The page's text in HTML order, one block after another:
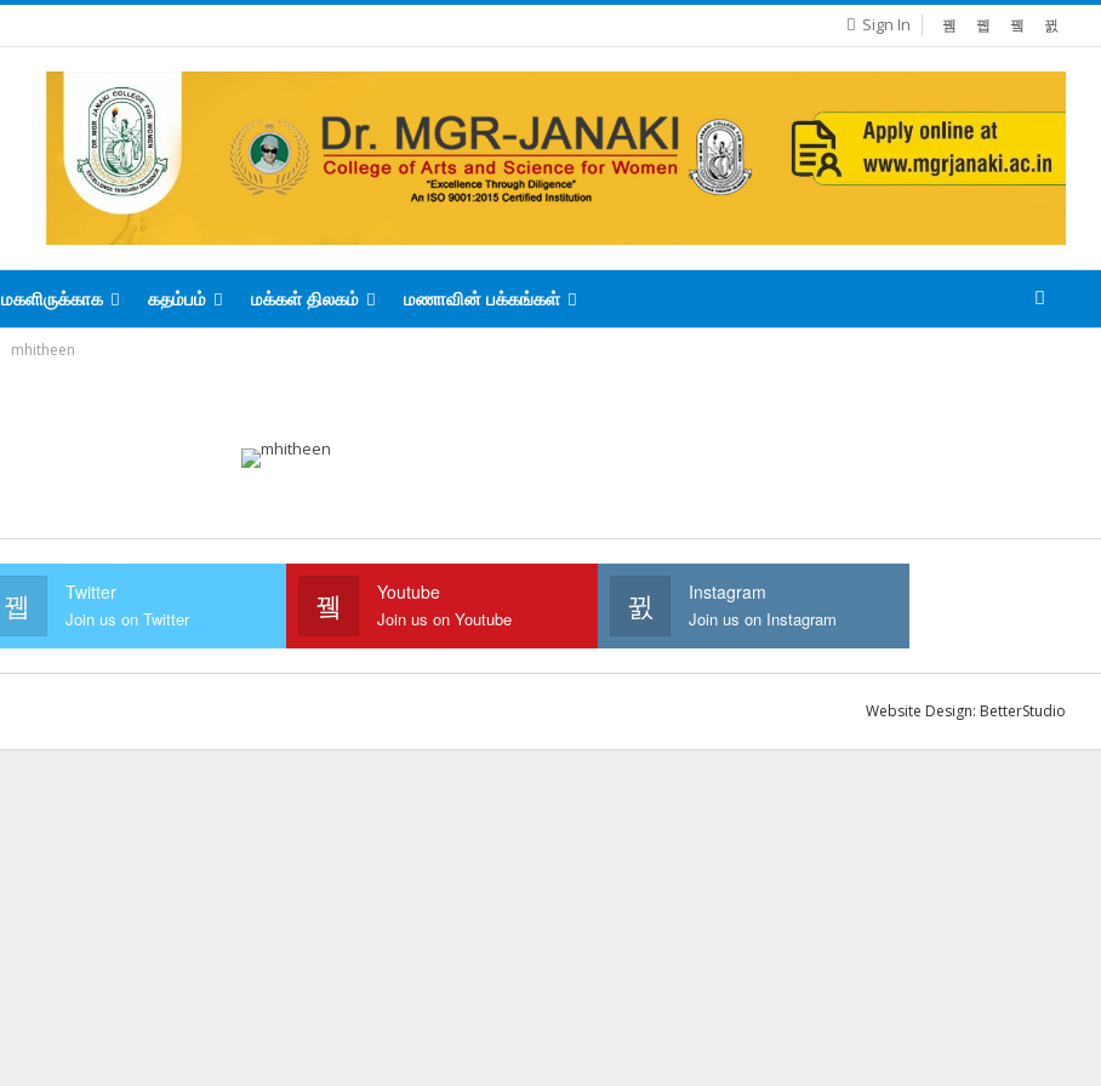
Sign In
மகளிருக்காக கதம்பம் மக்கள் திலகம் மணாவின் பக்கங்கள்
mhitheen
Twitter
Join us on Twitter
Youtube
Join us on Youtube
Instagram
Join us on Instagram
Website Design: BetterStudio